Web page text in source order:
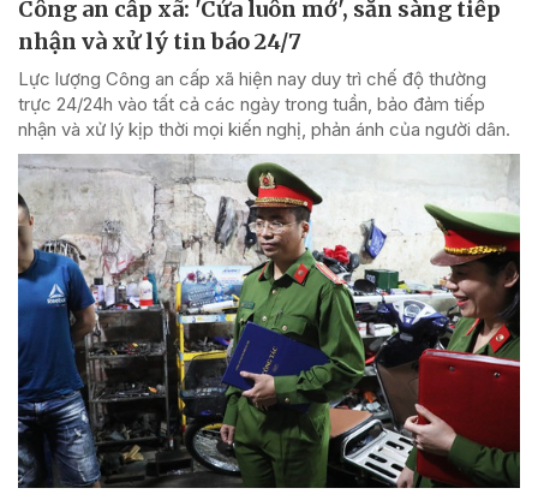
Công an cấp xã: 'Cửa luôn mở', sẵn sàng tiếp
nhận và xử lý tin báo 24/7
Lực lượng Công an cấp xã hiện nay duy trì chế độ thường
trực 24/24h vào tất cả các ngày trong tuần, bảo đảm tiếp
nhận và xử lý kịp thời mọi kiến nghị, phản ánh của người dân.